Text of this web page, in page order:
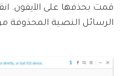
قمت بحذفها على الآيفون.
الرسائل النصية المحذوفة